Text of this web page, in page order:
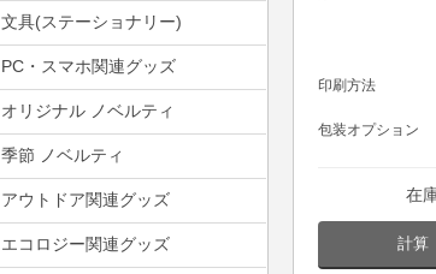
文具(ステーショナリー)
PC・スマホ関連グッズ
オリジナル ノベルティ
季節 ノベルティ
アウトドア関連グッズ
エコロジー関連グッズ
印刷方法
包装オプション
在
計算